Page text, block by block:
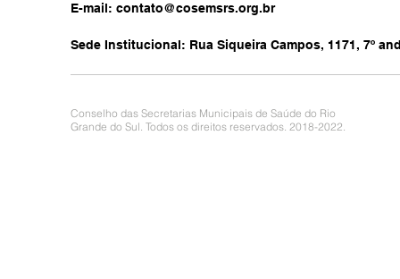
E-mail: contato@cosemsrs.org.br
Sede Institucional: Rua Siqueira Campos, 1171, 7º
Conselho das Secretarias Municipais de Saúde do Rio
Grande do Sul. Todos os direitos reservados. 2018-2022.